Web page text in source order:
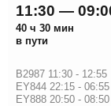
11:30 —
40 ч 30 мин
в пути
B2987 11:30 - 12:55
EY844 22:15 - 06:55
EY888 20:50 - 08:50